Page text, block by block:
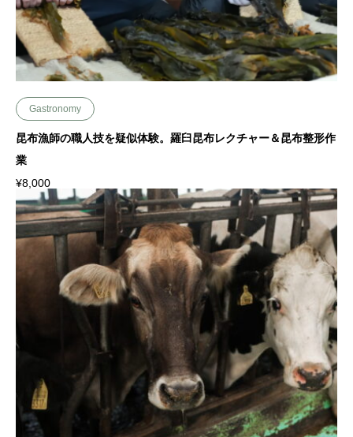
Gastronomy
昆布漁師の職人技を疑似体験。羅臼昆布レクチャー＆昆布整形作
業
¥8,000